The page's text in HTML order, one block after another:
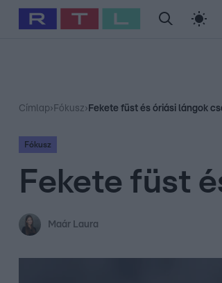
Babits Marcella Szellő István Most
Címlap› Fókusz› Fekete füst és óriási lángok
Fókusz
Fekete füst
Maár Laura